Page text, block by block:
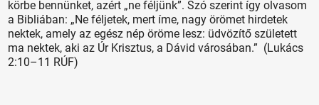
körbe bennünket, azért „ne féljünk”. Szó szerint így olvasom
a Bibliában: „Ne féljetek, mert íme, nagy örömet hirdetek
nektek, amely az egész nép öröme lesz: üdvözítő született
ma nektek, aki az Úr Krisztus, a Dávid városában.” (Lukács
2:10–11 RÚF)